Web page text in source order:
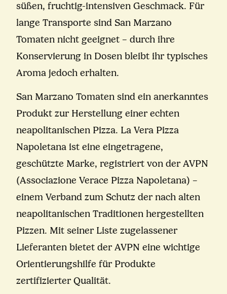
süßen, fruchtig-intensiven Geschmack. Für
lange Transporte sind San Marzano
Tomaten nicht geeignet – durch ihre
Konservierung in Dosen bleibt ihr typisches
Aroma jedoch erhalten.
San Marzano Tomaten sind ein anerkanntes
Produkt zur Herstellung einer echten
neapolitanischen Pizza. La Vera Pizza
Napoletana ist eine eingetragene,
geschützte Marke, registriert von der AVPN
(Associazione Verace Pizza Napoletana) –
einem Verband zum Schutz der nach alten
neapolitanischen Traditionen hergestellten
Pizzen. Mit seiner Liste zugelassener
Lieferanten bietet der AVPN eine wichtige
Orientierungshilfe für Produkte
zertifizierter Qualität.